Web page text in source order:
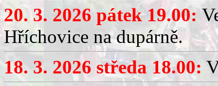
20. 3. 2026 pátek 19.00:
Hříchovice na dupárně.
18. 3. 2026 středa 18.00: